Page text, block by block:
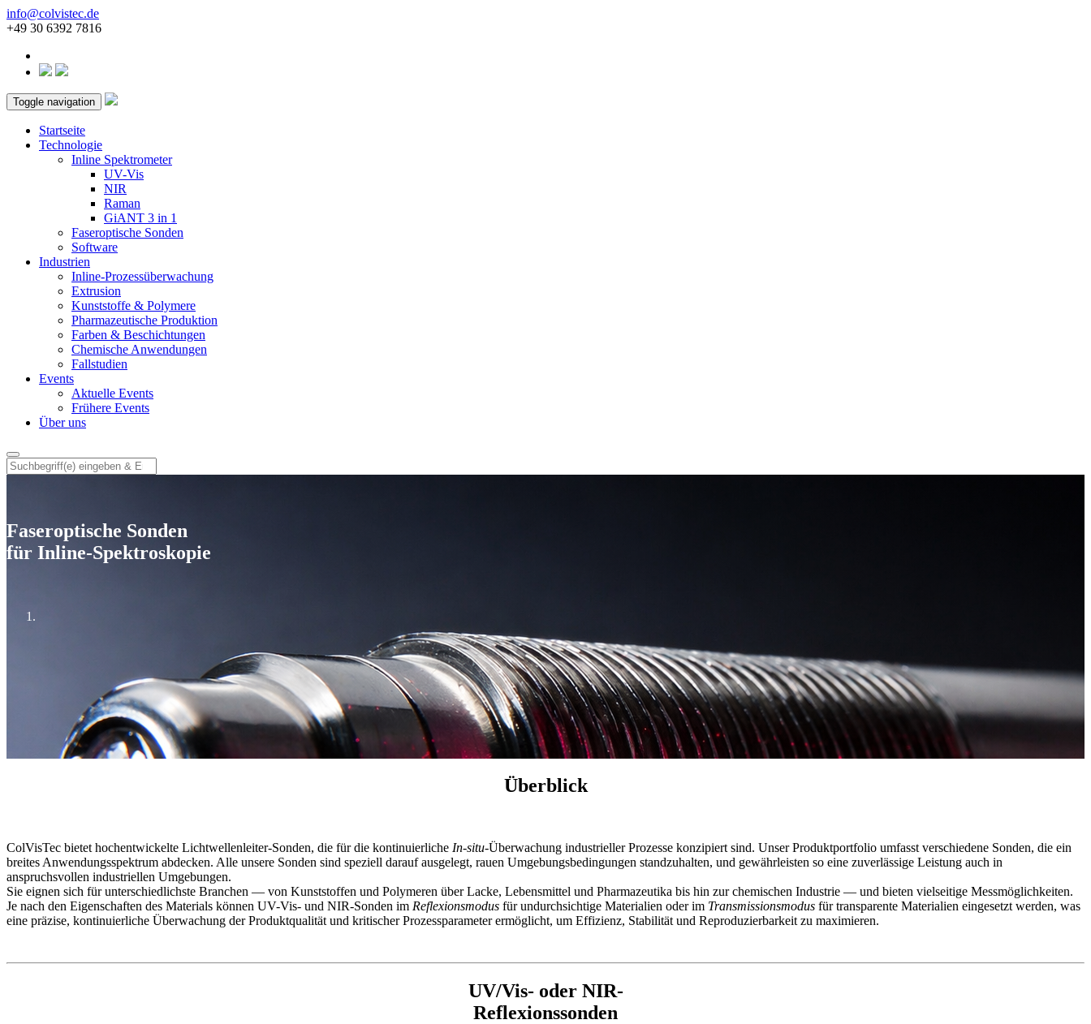
info@colvistec.de
+49 30 6392 7816
Toggle navigation
Startseite
Technologie
Inline Spektrometer
UV-Vis
NIR
Raman
GiANT 3 in 1
Faseroptische Sonden
Software
Industrien
Inline-Prozessüberwachung
Extrusion
Kunststoffe & Polymere
Pharmazeutische Produktion
Farben & Beschichtungen
Chemische Anwendungen
Fallstudien
Events
Aktuelle Events
Frühere Events
Über uns
Faseroptische Sonden
für Inline-Spektroskopie
Überblick
ColVisTec bietet hochentwickelte Lichtwellenleiter-Sonden, die für die kontinuierliche In-situ-Überwachung industrieller Prozesse konzipiert sind. Unser Produktportfolio umfasst verschiedene Sonden, die ein
breites Anwendungsspektrum abdecken. Alle unsere Sonden sind speziell darauf ausgelegt, rauen Umgebungsbedingungen standzuhalten, und gewährleisten so eine zuverlässige Leistung auch in
anspruchsvollen industriellen Umgebungen.
Sie eignen sich für unterschiedlichste Branchen — von Kunststoffen und Polymeren über Lacke, Lebensmittel und Pharmazeutika bis hin zur chemischen Industrie — und bieten vielseitige Messmöglichkeiten.
Je nach den Eigenschaften des Materials können UV-Vis- und NIR-Sonden im Reflexionsmodus für undurchsichtige Materialien oder im Transmissionsmodus für transparente Materialien eingesetzt werden, was
eine präzise, kontinuierliche Überwachung der Produktqualität und kritischer Prozessparameter ermöglicht, um Effizienz, Stabilität und Reproduzierbarkeit zu maximieren.
UV/Vis- oder NIR-
Reflexionssonden